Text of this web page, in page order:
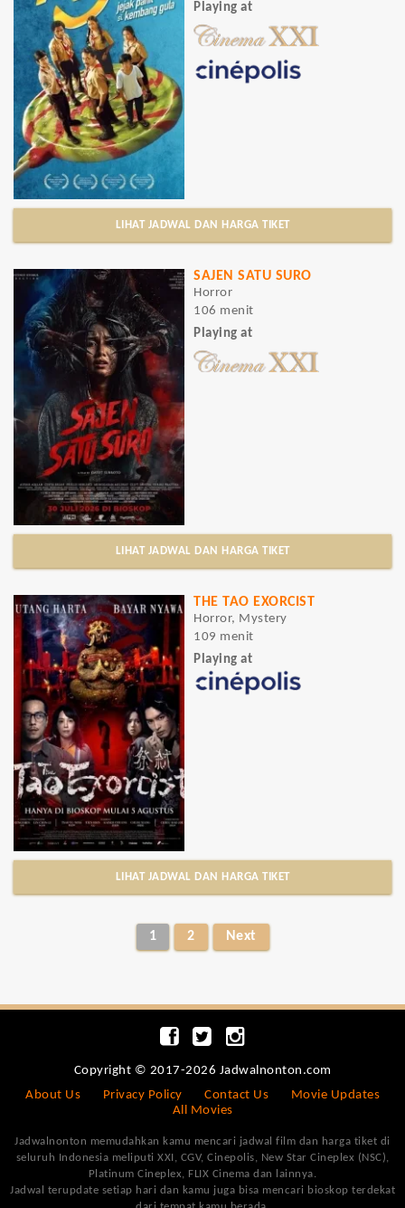
Playing at
LIHAT JADWAL DAN HARGA TIKET
SAJEN SATU SURO
Horror
106 menit
Playing at
LIHAT JADWAL DAN HARGA TIKET
THE TAO EXORCIST
Horror, Mystery
109 menit
Playing at
LIHAT JADWAL DAN HARGA TIKET
1 2 Next
Copyright © 2017-2026 Jadwalnonton.com
About Us
Privacy Policy Contact Us
Movie Updates
All Movies
Jadwalnonton memudahkan kamu mencari jadwal film dan harga tiket di
seluruh Indonesia meliputi XXI, CGV, Cinepolis, New Star Cineplex (NSC),
Platinum Cineplex, FLIX Cinema dan lainnya.
Jadwal terupdate setiap hari dan kamu juga bisa mencari bioskop terdekat